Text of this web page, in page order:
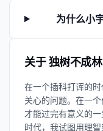
为什么小
关于 独树不成林
在一个插科打诨的
关心的问题。在一
才能过完有意义的
时代，我试图用理